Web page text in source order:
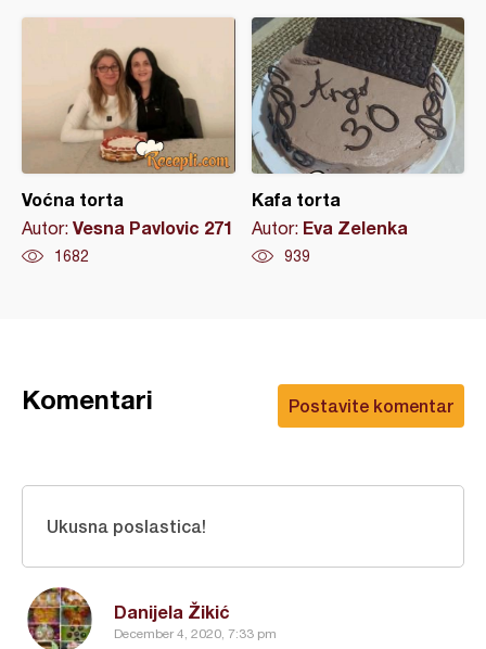
Voćna torta
Autor: Vesna Pavlovic 271
1682
Kafa torta
Autor: Eva Zelenka
939
Postavite komentar
Komentari
Danijela Žikić
December 4, 2020, 7:33 pm
Ukusna poslastica!